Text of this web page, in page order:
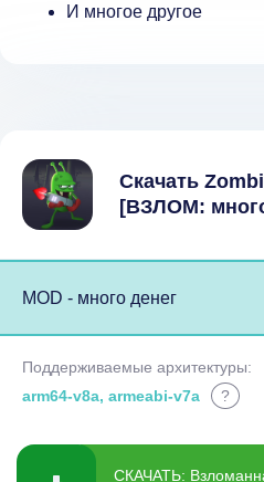
И многое другое
Скачать
[ВЗЛОМ:
MOD - много денег
Поддерживаемые архитектуры:
arm64-v8a, armeabi-v7a
?
СКАЧАТЬ: